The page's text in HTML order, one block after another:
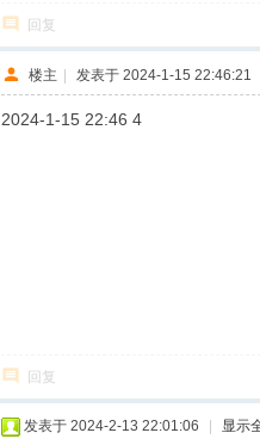
回复
楼主 | 发表于 2024-1-15 22:46:21
2024-1-15 22:46 4
回复
发表于 2024-2-13 22:01:06 显示